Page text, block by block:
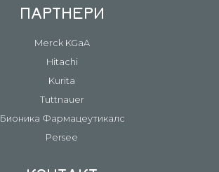
ПАРТНЕРИ
Merck KGaA
Hitachi
Kurita
Tuttnauer
Бионика Фармацеутикалс
Persee